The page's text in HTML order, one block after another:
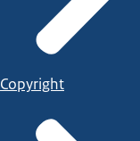
Copyright